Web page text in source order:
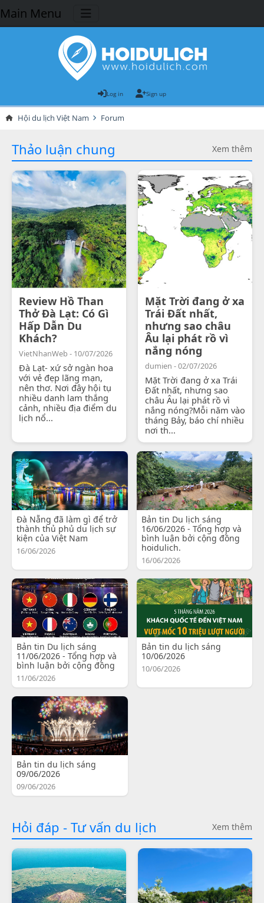
Main Menu
Log in Sign up
Hội du lịch Việt Nam Forum
Thảo luận chung Xem thêm
Review Hồ Than
Thở Đà Lạt: Có Gì
Hấp Dẫn Du
Khách?
VietNhanWeb - 10/07/2026
Đà Lạt- xứ sở ngàn hoa
với vẻ đẹp lãng mạn,
nên thơ. Nơi đây hội tụ
nhiều danh lam thắng
cảnh, nhiều địa điểm du
lịch nổ...
Mặt Trời đang ở xa
Trái Đất nhất,
nhưng sao châu
Âu lại phát rồ vì
nắng nóng
dumien - 02/07/2026
Mặt Trời đang ở xa Trái
Đất nhất, nhưng sao
châu Âu lại phát rồ vì
nắng nóng?Mỗi năm vào
tháng Bảy, báo chí nhiều
nơi th...
Đà Nẵng đã làm gì để trở
thành thủ phủ du lịch sự
kiện của Việt Nam
16/06/2026
Bản tin Du lịch sáng
16/06/2026 - Tổng hợp và
bình luận bởi cộng đồng
hoidulich.
16/06/2026
Bản tin Du lịch sáng
11/06/2026 - Tổng hợp và
bình luận bởi cộng đồng
11/06/2026
Bản tin du lịch sáng
10/06/2026
10/06/2026
Bản tin du lịch sáng
09/06/2026
09/06/2026
Hỏi đáp - Tư vấn du lịch Xem thêm